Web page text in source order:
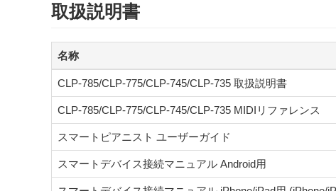
取扱説明書
名称
CLP-785/CLP-775/CLP-745/CLP-735 取扱説明書
CLP-785/CLP-775/CLP-745/CLP-735 MIDIリファレンス
スマートピアニスト ユーザーガイド
スマートデバイス接続マニュアル Android用